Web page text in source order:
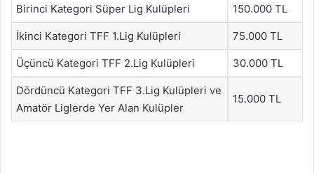
Birinci Kategori Süper Lig Kulüpleri 150.000 TL
İkinci Kategori TFF 1.Lig Kulüpleri 75.000 TL
Üçüncü Kategori TFF 2.Lig Kulüpleri 30.000 TL
Dördüncü Kategori TFF 3.Lig Kulüpleri ve
Amatör Liglerde Yer Alan Kulüpler
15.000 TL